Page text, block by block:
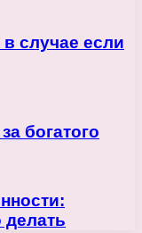
случае если
богатого
делать